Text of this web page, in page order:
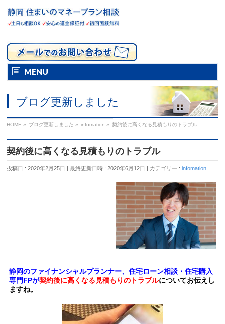
MENU
ブログ更新しました
HOME » ブログ更新しました » infomation » 契約後に高くなる見積もりのトラブル
契約後に高くなる見積もりのトラブル
投稿日 : 2020年2月25日 最終更新日時 : 2020年6月12日 カテゴリー :infomation
静岡のファイナンシャルプランナー、住宅ローン相談・住宅購入
専門FPが契約後に高くなる見積もりのトラブルについてお伝えし
ますね。